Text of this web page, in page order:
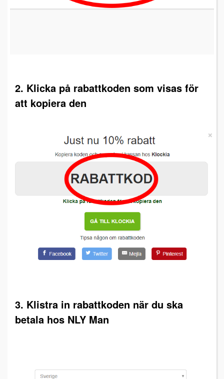
2. Klicka på rabattkoden som visas för
att kopiera den
3. Klistra in rabattkoden när du ska
betala hos NLY Man